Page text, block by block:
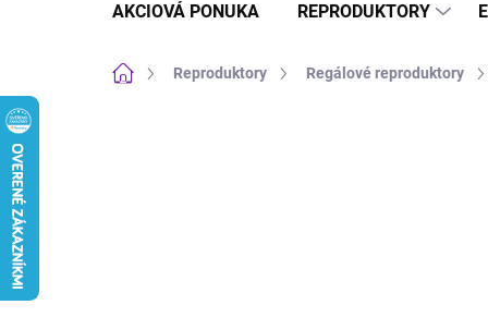
AKCIOVÁ PONUKA REPRODUKTORY
DomovReproduktory Regálové reproduktory